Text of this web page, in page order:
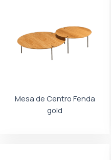
Mesa de Centro Fenda
gold